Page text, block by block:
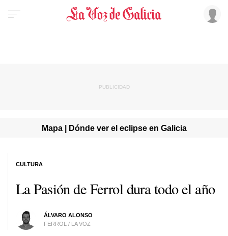
Mapa | Dónde ver el eclipse en Galicia
La Pasión de Ferrol dura todo el año
ÁLVARO ALONSO
FERROL / LA VOZ
CULTURA